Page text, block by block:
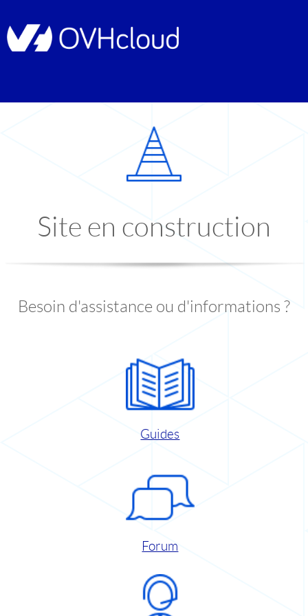
Site en construction
Besoin d'assistance ou d'informations ?
Guides
Forum